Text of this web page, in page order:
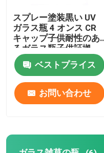
スプレー塗装黒い UV
ガラス瓶 4 オンス CR
キャップ子供耐性のあ
るガラス瓶子供証拠
ベストプライス
お問い合わせ